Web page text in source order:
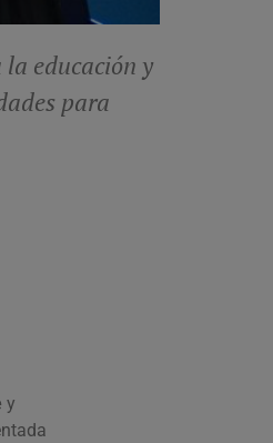
educación y
para
y